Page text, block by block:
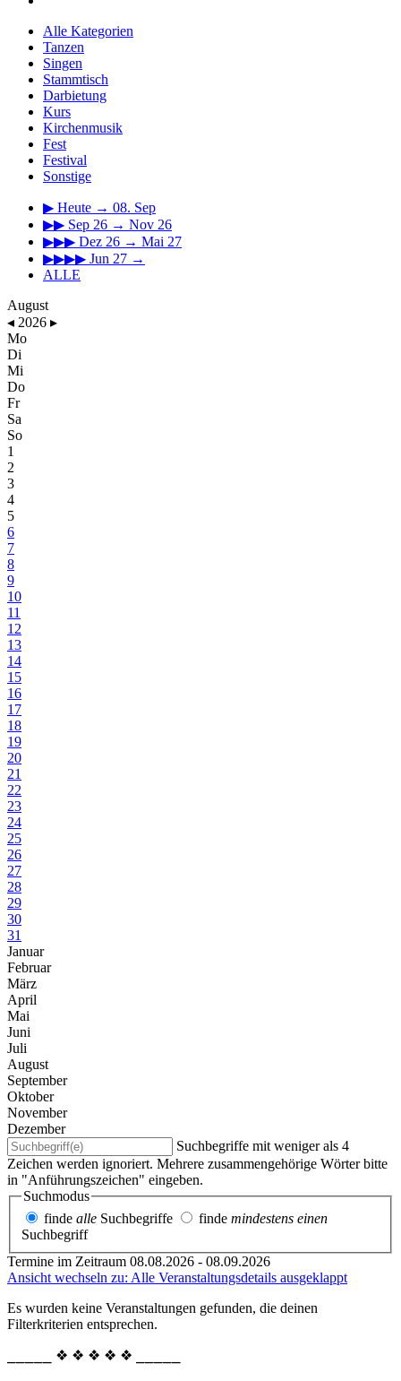
Alle Kategorien
Tanzen
Singen
Stammtisch
Darbietung
Kurs
Kirchenmusik
Fest
Festival
Sonstige
▶ Heute → 08. Sep
▶▶ Sep 26 → Nov 26
▶▶▶ Dez 26 → Mai 27
▶▶▶▶ Jun 27 →
ALLE
August
◂ 2026 ▸
Mo
Di
Mi
Do
Fr
Sa
So
1
2
3
4
5
6
7
8
9
10
11
12
13
14
15
16
17
18
19
20
21
22
23
24
25
26
27
28
29
30
31
Januar
Februar
März
April
Mai
Juni
Juli
August
September
Oktober
November
Dezember
Suchbegriffe mit weniger als 4
Zeichen werden ignoriert. Mehrere zusammengehörige Wörter bitte
in "Anführungszeichen" eingeben.
Suchmodus
finde alle Suchbegriffe finde mindestens einen
Suchbegriff
Termine im Zeitraum 08.08.2026 - 08.09.2026
Ansicht wechseln zu: Alle Veranstaltungsdetails ausgeklappt
Es wurden keine Veranstaltungen gefunden, die deinen
Filterkriterien entsprechen.
⎯⎯⎯⎯⎯ ❖ ❖ ❖ ❖ ❖ ⎯⎯⎯⎯⎯